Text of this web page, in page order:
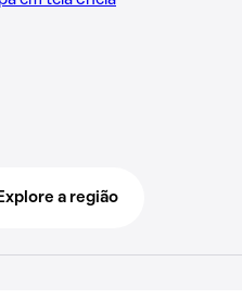
Explore a região